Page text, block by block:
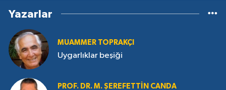
Yazarlar
MUAMMER TOPRAKÇI
Uygarlıklar beşiği
PROF. DR. M. ŞEREFETTIN CANDA